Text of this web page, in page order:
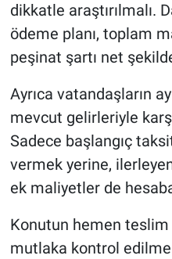
dikkatle araştırılmalı.
ödeme planı, toplam
peşinat şartı net
Ayrıca vatandaşların
mevcut gelirleriyle
Sadece başlangıç
vermek yerine,
ek maliyetler de
Konutun hemen teslim
mutlaka kontrol